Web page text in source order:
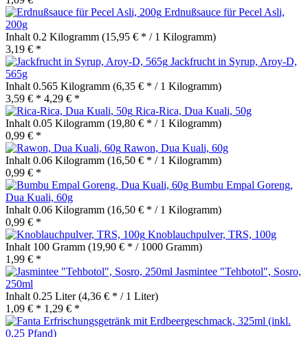
Erdnußsauce für Pecel Asli,
200g
Inhalt 0.2 Kilogramm (15,95 € * / 1 Kilogramm)
3,19 € *
Jackfrucht in Syrup, Aroy-D,
565g
Inhalt 0.565 Kilogramm (6,35 € * / 1 Kilogramm)
3,59 € * 4,29 € *
Rica-Rica, Dua Kuali, 50g
Inhalt 0.05 Kilogramm (19,80 € * / 1 Kilogramm)
0,99 € *
Rawon, Dua Kuali, 60g
Inhalt 0.06 Kilogramm (16,50 € * / 1 Kilogramm)
0,99 € *
Bumbu Empal Goreng,
Dua Kuali, 60g
Inhalt 0.06 Kilogramm (16,50 € * / 1 Kilogramm)
0,99 € *
Knoblauchpulver, TRS, 100g
Inhalt 100 Gramm (19,90 € * / 1000 Gramm)
1,99 € *
Jasmintee "Tehbotol", Sosro,
250ml
Inhalt 0.25 Liter(4,36 € * / 1 Liter)
1,09 € * 1,29 € *